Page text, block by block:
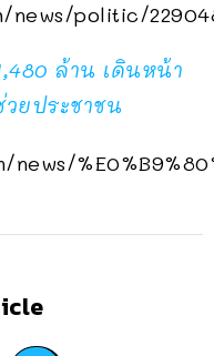
politic/
ล้าน เดินหน้า
ยประชาชน